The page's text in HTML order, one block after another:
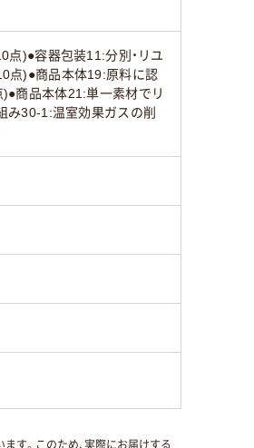
)●容器包装11:分別・リユ
点)●商品本体19:原料に認
商品本体21:単一素材でリ
み30-1:温室効果ガスの削
す。このため、実際にお届けする